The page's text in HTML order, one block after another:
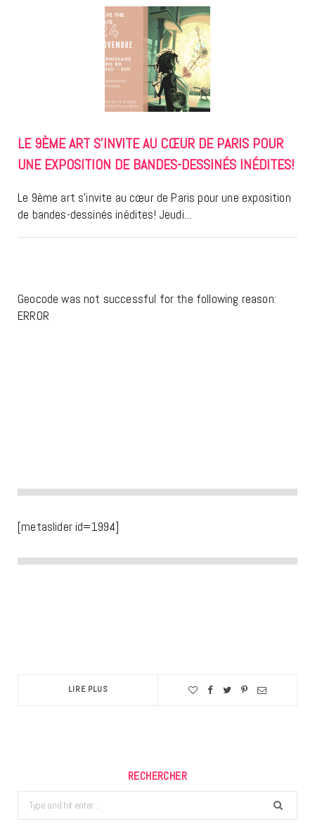
LE 9ÈME ART S’INVITE AU CŒUR DE PARIS POUR
UNE EXPOSITION DE BANDES-DESSINÉS INÉDITES!
Le 9ème art s’invite au cœur de Paris pour une exposition
de bandes-dessinés inédites! Jeudi…
Geocode was not successful for the following reason:
ERROR
[metaslider id=1994]
LIRE PLUS
RECHERCHER
Search
for: